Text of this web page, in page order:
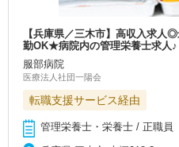
【兵庫県／三木市】高収入求人
勤OK★病院内の管理栄養士求人♪
服部病院
医療法人社団一陽会
転職支援サービス経由
管理栄養士・栄養士 / 正職員